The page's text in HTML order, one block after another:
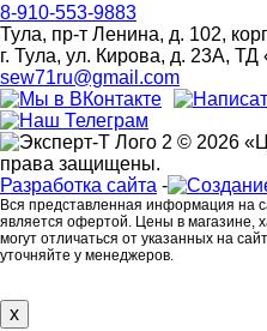
8-910-553-9883
Тула, пр-т Ленина, д. 102,
г. Тула, ул. Кирова, д. 23А, ТД
sew71ru@gmail.com
© 2026
права защищены.
Разработка сайта -
Вся представленная информация на
является офертой. Цены в магазине,
могут отличаться от указанных на
уточняйте у менеджеров.
x